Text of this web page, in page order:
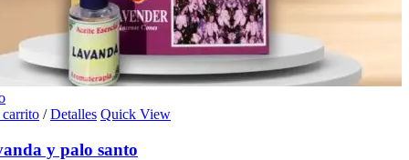
/ Detalles Quick View
y palo santo